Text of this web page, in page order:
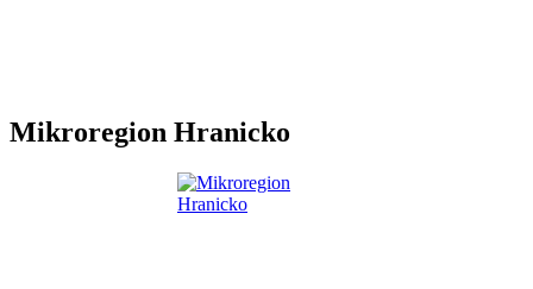
Mikroregion Hranicko